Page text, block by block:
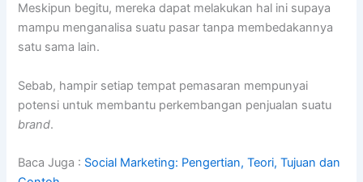
Meskipun begitu, mereka dapat melakukan hal ini supaya
mampu menganalisa suatu pasar tanpa membedakannya
satu sama lain.
Sebab, hampir setiap tempat pemasaran mempunyai
potensi untuk membantu perkembangan penjualan suatu
brand.
Baca Juga : Social Marketing: Pengertian, Teori, Tujuan dan